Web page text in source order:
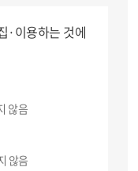
습니다.
수집/이용에 동의하
·이용하는 것에
않음
않음